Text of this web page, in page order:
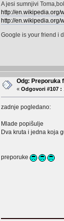
A jesi sumnjivi
http://en.wikipedia.org/
http://en.wikipedia.org/
Google is your friend i
Odg: Preporuka
«Odgovori #107 :
zadnje pogledano:
Mlade popišulje
Dva kruta i jedna koja
preporuke